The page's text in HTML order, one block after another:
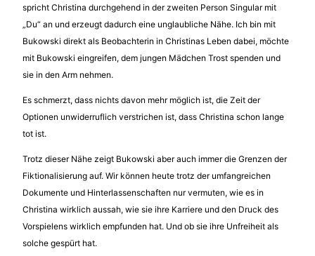
spricht Christina durchgehend in der zweiten Person Singular mit
„Du“ an und erzeugt dadurch eine unglaubliche Nähe. Ich bin mit
Bukowski direkt als Beobachterin in Christinas Leben dabei, möchte
mit Bukowski eingreifen, dem jungen Mädchen Trost spenden und
sie in den Arm nehmen.
Es schmerzt, dass nichts davon mehr möglich ist, die Zeit der
Optionen unwiderruflich verstrichen ist, dass Christina schon lange
tot ist.
Trotz dieser Nähe zeigt Bukowski aber auch immer die Grenzen der
Fiktionalisierung auf. Wir können heute trotz der umfangreichen
Dokumente und Hinterlassenschaften nur vermuten, wie es in
Christina wirklich aussah, wie sie ihre Karriere und den Druck des
Vorspielens wirklich empfunden hat. Und ob sie ihre Unfreiheit als
solche gespürt hat.